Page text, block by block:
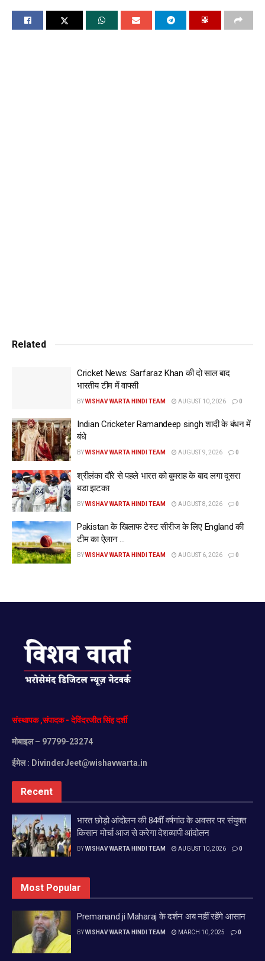
ईशान-रोहित के बीच हुई दमदार साझेदारी
Related
Cricket News: Sarfaraz Khan की दो साल बाद
भारतीय टीम में वापसी
BYWISHAV WARTA HINDI TEAM AUGUST 10, 2026 0
Indian Cricketer Ramandeep singh शादी के बंधन में
बंधे
BYWISHAV WARTA HINDI TEAM AUGUST 9, 2026 0
श्रीलंका दौरे से पहले भारत को बुमराह के बाद लगा दूसरा
बडा झटका
BYWISHAV WARTA HINDI TEAM AUGUST 8, 2026 0
Pakistan के खिलाफ टेस्ट सीरीज के लिए England की
टीम का ऐलान …
BYWISHAV WARTA HINDI TEAM AUGUST 6, 2026 0
संस्थापक,संपादक-देविंदरजीतसिंहदर्शी
मोबाइल– 97799-23274
ईमेल : DivinderJeet@wishavwarta.in
Recent
भारत छोड़ो आंदोलन की 84वीं वर्षगांठ के अवसर पर संयुक्त
किसान मोर्चा आज से करेगा देशव्यापी आंदोलन
BYWISHAV WARTA HINDI TEAM AUGUST 10, 2026 0
Most Popular
Premanand ji Maharaj के दर्शन अब नहीं रहेंगे आसान
BYWISHAV WARTA HINDI TEAM MARCH 10, 2025 0